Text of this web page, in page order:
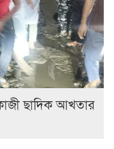
ছাদিক আখতার